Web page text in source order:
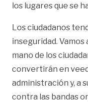
los lugares que se
Los ciudadanos
inseguridad.
mano de los
convertirán en
administración y, a
contra las bandas